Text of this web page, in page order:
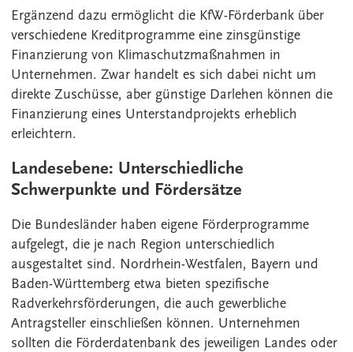
Ergänzend dazu ermöglicht die KfW-Förderbank über
verschiedene Kreditprogramme eine zinsgünstige
Finanzierung von Klimaschutzmaßnahmen in
Unternehmen. Zwar handelt es sich dabei nicht um
direkte Zuschüsse, aber günstige Darlehen können die
Finanzierung eines Unterstandprojekts erheblich
erleichtern.
Landesebene: Unterschiedliche
Schwerpunkte und Fördersätze
Die Bundesländer haben eigene Förderprogramme
aufgelegt, die je nach Region unterschiedlich
ausgestaltet sind. Nordrhein-Westfalen, Bayern und
Baden-Württemberg etwa bieten spezifische
Radverkehrsförderungen, die auch gewerbliche
Antragsteller einschließen können. Unternehmen
sollten die Förderdatenbank des jeweiligen Landes oder